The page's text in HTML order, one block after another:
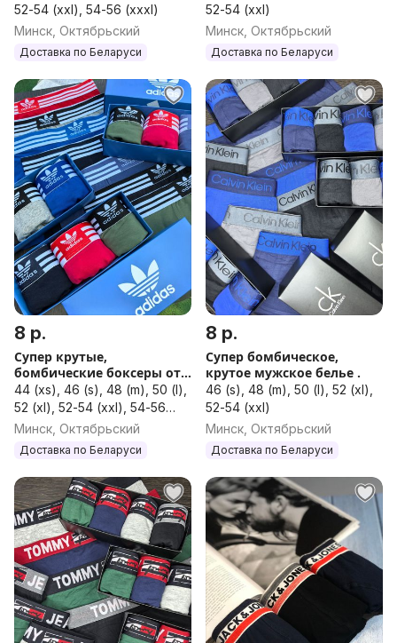
52-54 (xxl), 54-56 (xxxl)
Минск, Октябрьский
Доставка по Беларуси
52-54 (xxl)
Минск, Октябрьский
Доставка по Беларуси
8 р.
Супер крутые,
бомбические боксеры от
бренда Adidas
44 (xs), 46 (s), 48 (m), 50 (l),
52 (xl), 52-54 (xxl), 54-56
(xxxl)
Минск, Октябрьский
Доставка по Беларуси
8 р.
Супер бомбическое,
крутое мужское белье .
46 (s), 48 (m), 50 (l), 52 (xl),
52-54 (xxl)
Минск, Октябрьский
Доставка по Беларуси